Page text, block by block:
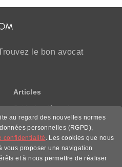
le bon avocat
Articles
Guide des démarches
au regard des nouvelles normes
personnelles (RGPD),
confidentialité . Les cookies que nous
vous proposer une navigation
et à nous permettre de réaliser